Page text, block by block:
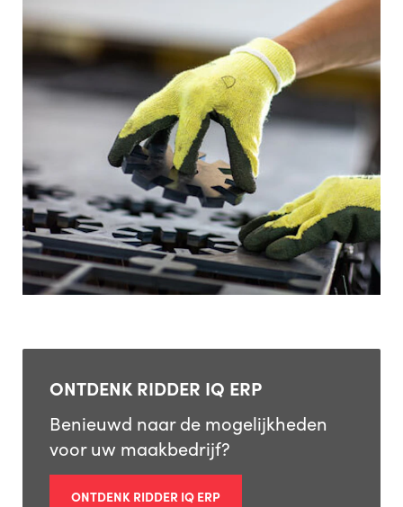
ONTDENK RIDDER IQ ERP
Benieuwd naar de mogelijkheden
voor uw maakbedrijf?
ONTDENK RIDDER IQ ERP